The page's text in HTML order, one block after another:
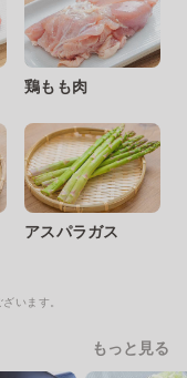
鶏もも肉
アスパラガス
います。
もっと見る